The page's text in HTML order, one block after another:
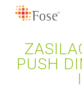
PUSH